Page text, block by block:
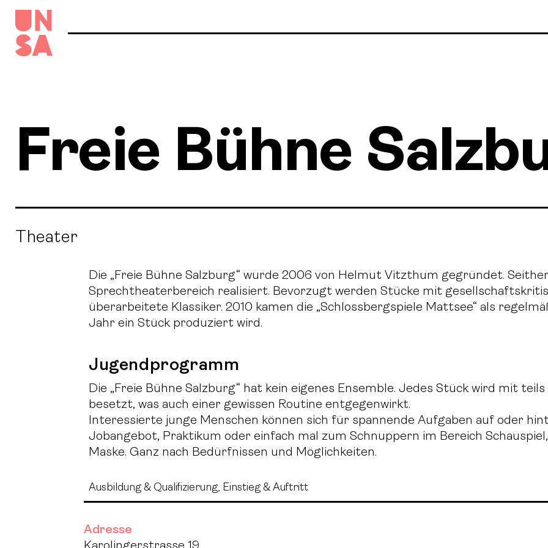
Freie Bühne
Theater
Die „Freie Bühne Salzburg“ wurde 2006 von Helmut Vitzthum gegründet.
Sprechtheaterbereich realisiert. Bevorzugt werden Stücke mit
überarbeitete Klassiker. 2010 kamen die „Schlossbergspiele Mattsee“ als
Jahr ein Stück produziert wird.
Jugendprogramm
Die „Freie Bühne Salzburg“ hat kein eigenes Ensemble. Jedes Stück wird mit
besetzt, was auch einer gewissen Routine entgegenwirkt.
Interessierte junge Menschen können sich für spannende Aufgaben auf oder
Jobangebot, Praktikum oder einfach mal zum Schnuppern im Bereich
Maske. Ganz nach Bedürfnissen und Möglichkeiten.
Ausbildung & Qualifizierung, Einstieg & Auftritt
Adresse